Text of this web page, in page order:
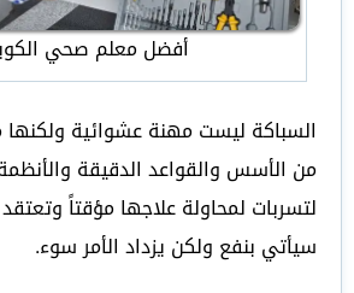
أفضل معلم صحي
السباكة ليست مهنة عشوائية ولكنها
من الأسس والقواعد الدقيقة
لتسربات لمحاولة علاجها مؤقتاً
سيأتي بنفع ولكن يزداد الأمر سوء.